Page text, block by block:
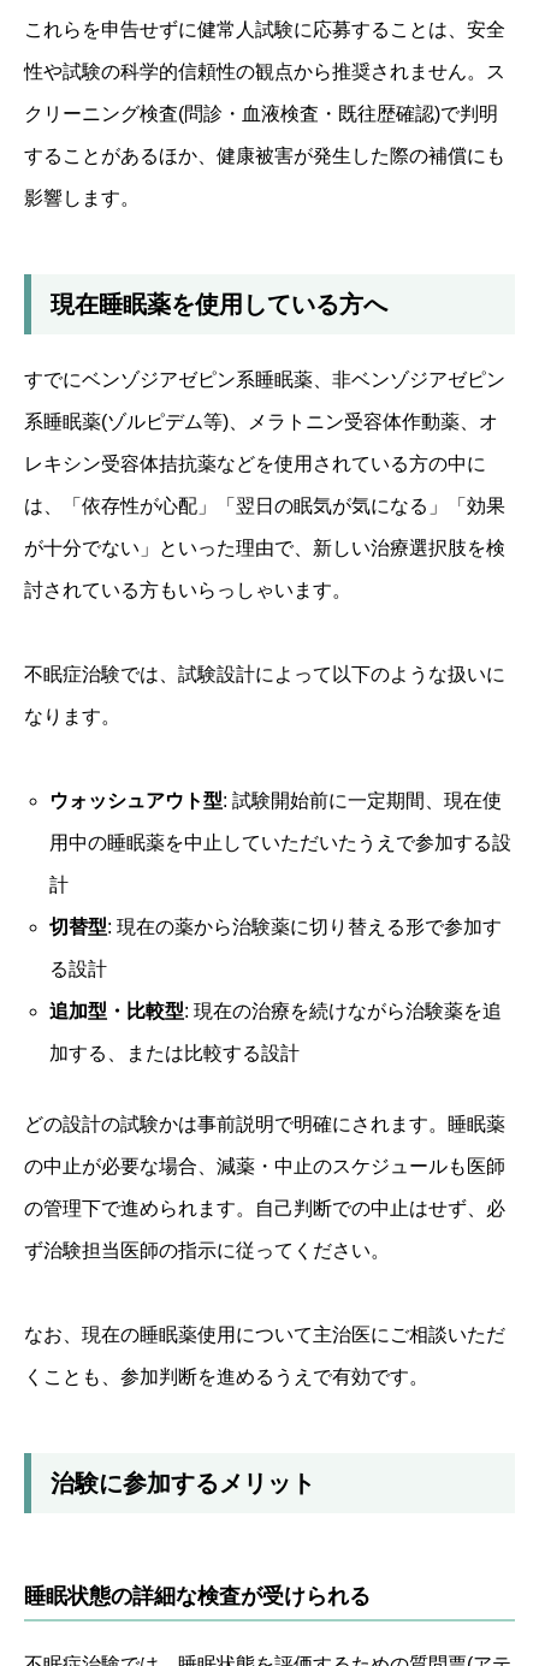
これらを申告せずに健常人試験に応募することは、安全
性や試験の科学的信頼性の観点から推奨されません。ス
クリーニング検査(問診・血液検査・既往歴確認)で判明
することがあるほか、健康被害が発生した際の補償にも
影響します。
現在睡眠薬を使用している方へ
すでにベンゾジアゼピン系睡眠薬、非ベンゾジアゼピン
系睡眠薬(ゾルピデム等)、メラトニン受容体作動薬、オ
レキシン受容体拮抗薬などを使用されている方の中に
は、「依存性が心配」「翌日の眠気が気になる」「効果
が十分でない」といった理由で、新しい治療選択肢を検
討されている方もいらっしゃいます。
不眠症治験では、試験設計によって以下のような扱いに
なります。
ウォッシュアウト型: 試験開始前に一定期間、現在使
用中の睡眠薬を中止していただいたうえで参加する設
計
切替型: 現在の薬から治験薬に切り替える形で参加す
る設計
追加型・比較型: 現在の治療を続けながら治験薬を追
加する、または比較する設計
どの設計の試験かは事前説明で明確にされます。睡眠薬
の中止が必要な場合、減薬・中止のスケジュールも医師
の管理下で進められます。自己判断での中止はせず、必
ず治験担当医師の指示に従ってください。
なお、現在の睡眠薬使用について主治医にご相談いただ
くことも、参加判断を進めるうえで有効です。
治験に参加するメリット
睡眠状態の詳細な検査が受けられる